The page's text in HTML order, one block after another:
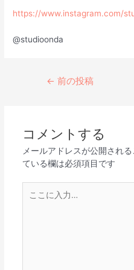
https://www.instagram.com/
@studioonda
← 前の投稿
コメントする
メールアドレスが公開される
ている欄は必須項目です